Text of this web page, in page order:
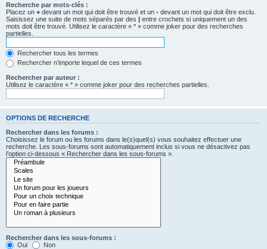
Recherche par mots-clés :
Placez un + devant un mot qui doit être trouvé et un - devant un mot qui doit être exclu.
Saisissez une suite de mots séparés par des | entre crochets si uniquement un des
mots doit être trouvé. Utilisez le caractère « * » comme joker pour des recherches
partielles.
Rechercher tous les termes
Rechercher n’importe lequel de ces termes
Rechercher par auteur :
Utilisez le caractère « * » comme joker pour des recherches partielles.
OPTIONS DE RECHERCHE
Rechercher dans les forums :
Choisissez le forum ou les forums dans le(s)quel(s) vous souhaitez effectuer une
recherche. Les sous-forums sont automatiquement inclus si vous ne désactivez pas
l’option ci-dessous « Rechercher dans les sous-forums ».
Rechercher dans les sous-forums :
Oui
Non